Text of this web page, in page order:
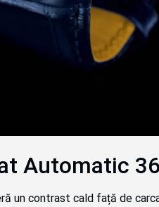
Automatic
un contrast cald față de